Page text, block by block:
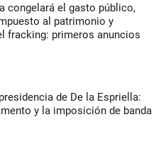
congelará el gasto público,
al patrimonio y
fracking: primeros anuncios
de De la Espriella:
y la imposición de banda